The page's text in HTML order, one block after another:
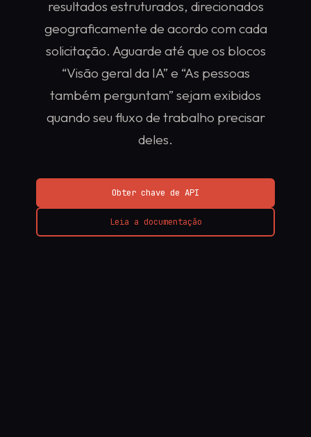
resultados estruturados, direcionados
geograficamente de acordo com cada
solicitação. Aguarde até que os blocos
“Visão geral da IA” e “As pessoas
também perguntam” sejam exibidos
quando seu fluxo de trabalho precisar
deles.
Obter chave de API
Leia a documentação